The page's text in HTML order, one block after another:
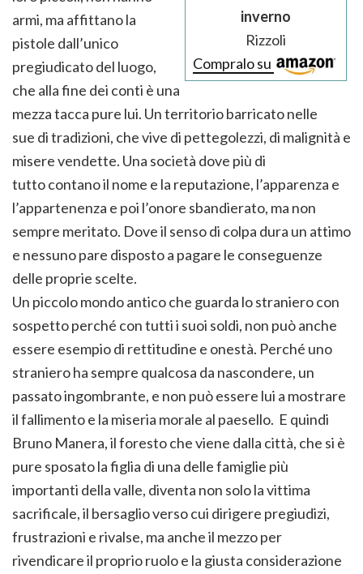
inverno
Rizzoli
Compralo su
armi, ma affittano la
pistole dall’unico
pregiudicato del luogo,
che alla fine dei conti è una
mezza tacca pure lui. Un territorio barricato nelle
sue di tradizioni, che vive di pettegolezzi, di malignità e
misere vendette. Una società dove più di
tutto contano il nome e la reputazione, l’apparenza e
l’appartenenza e poi l’onore sbandierato, ma non
sempre meritato. Dove il senso di colpa dura un attimo
e nessuno pare disposto a pagare le conseguenze
delle proprie scelte.
Un piccolo mondo antico che guarda lo straniero con
sospetto perché con tutti i suoi soldi, non può anche
essere esempio di rettitudine e onestà. Perché uno
straniero ha sempre qualcosa da nascondere, un
passato ingombrante, e non può essere lui a mostrare
il fallimento e la miseria morale al paesello. E quindi
Bruno Manera, il foresto che viene dalla città, che si è
pure sposato la figlia di una delle famiglie più
importanti della valle, diventa non solo la vittima
sacrificale, il bersaglio verso cui dirigere pregiudizi,
frustrazioni e rivalse, ma anche il mezzo per
rivendicare il proprio ruolo e la giusta considerazione